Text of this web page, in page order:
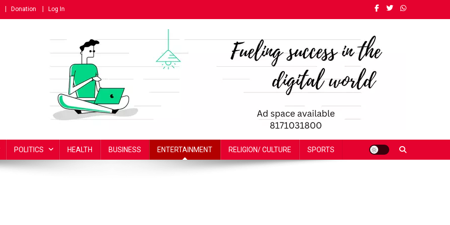
Donation Log In
POLITICS HEALTH BUSINESS ENTERTAINMENT RELIGION/ CULTURE SPORTS